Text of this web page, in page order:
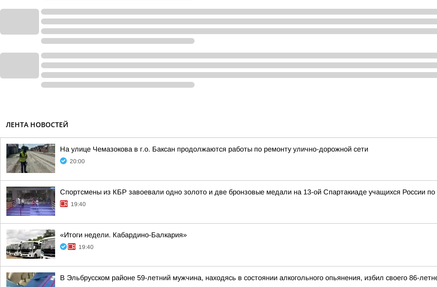
ЛЕНТА НОВОСТЕЙ
На улице Чемазокова в г.о. Баксан продолжаются работы по ремонту улично-дорожной сети
20:00
Спортсмены из КБР завоевали одно золото и две бронзовые медали на 13-ой Спартакиаде учащихся России по
19:40
«Итоги недели. Кабардино-Балкария»
19:40
В Эльбрусском районе 59-летний мужчина, находясь в состоянии алкогольного опьянения, избил своего 86-